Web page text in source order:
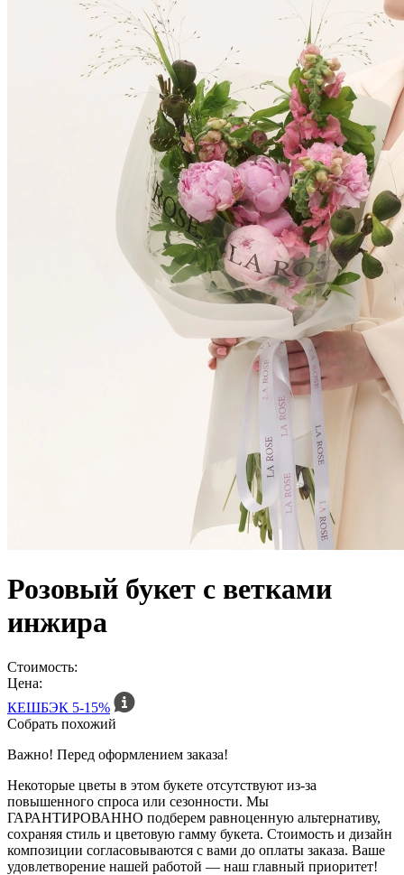
Розовый букет с ветками
инжира
Стоимость:
Цена:
КЕШБЭК 5-15%
Собрать похожий
Важно! Перед оформлением заказа!
Некоторые цветы в этом букете отсутствуют из-за
повышенного спроса или сезонности. Мы
ГАРАНТИРОВАННО подберем равноценную альтернативу,
сохраняя стиль и цветовую гамму букета. Стоимость и дизайн
композиции согласовываются с вами до оплаты заказа. Ваше
удовлетворение нашей работой — наш главный приоритет!